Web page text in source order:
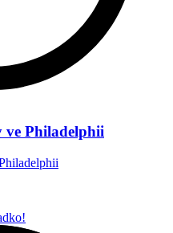
ve Philadelphii